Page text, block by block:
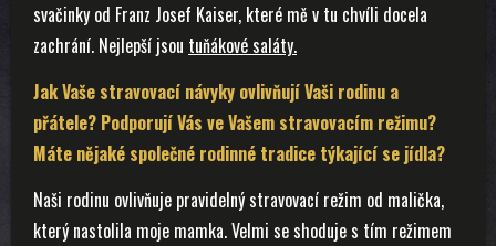
svačinky od Franz Josef Kaiser, které mě v tu chvíli docela
zachrání. Nejlepší jsou tuňákové saláty.
Jak Vaše stravovací návyky ovlivňují Vaši rodinu a
přátele? Podporují Vás ve Vašem stravovacím režimu?
Máte nějaké společné rodinné tradice týkající se jídla?
Naši rodinu ovlivňuje pravidelný stravovací režim od malička,
který nastolila moje mamka. Velmi se shoduje s tím režimem